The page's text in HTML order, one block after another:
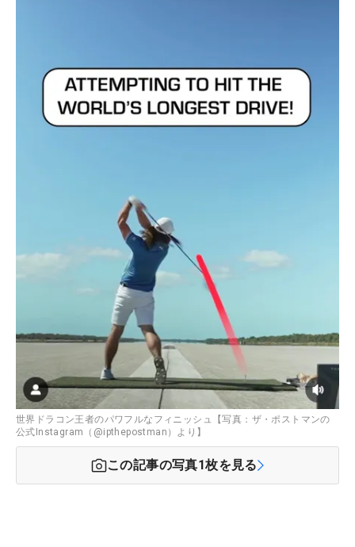
世界ドラコン王者のパワフルなフィニッシュ【写真：ザ・ポストマンの
公式Instagram（@ipthepostman）より】
この記事の写真1枚を見る